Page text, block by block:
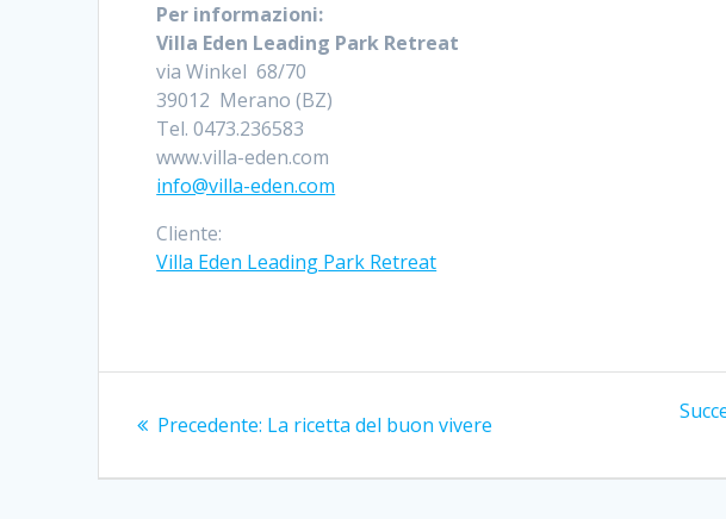
Per informazioni:
Villa Eden Leading Park Retreat
via Winkel 68/70
39012 Merano (BZ)
Tel. 0473.236583
www.villa-eden.com
info@villa-eden.com
Cliente:
Villa Eden Leading Park Retreat
Precedente: Articolo
La ricetta del buon vivere